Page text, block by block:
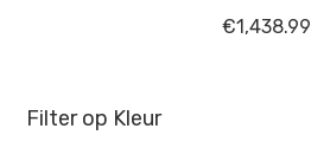
€1,438.99
Filter op Kleur